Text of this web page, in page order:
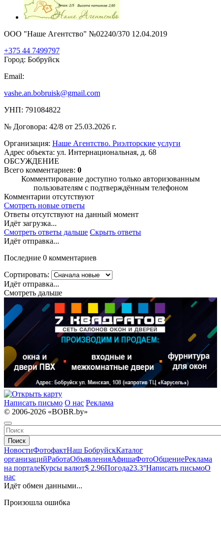
ООО "Наше Агентство" №02240/370 12.04.2019
+375 44 7499797
Город: Бобруйск
Email:
vashe.an.bobruisk@gmail.com
УНП: 791084822
№ Договора: 42/8 от 25.03.2026 г.
Организация: Наше Агентство. Риэлторские услуги
Адрес объекта: ул. Интернациональная, д. 68
ОБСУЖДЕНИЕ
Всего комментариев: 0
Комментирование доступно только авторизованным
пользователям с подтверждённым телефоном
Комментарии отсутствуют
Смотреть новые ответы
Ответы отсутствуют на данный момент
Идёт загрузка...
Смотреть ответы дальше Скрыть ответы
Идёт отправка...
Последние 0 комментариев
Сортировать:
Идёт отправка...
Смотреть дальше
Написать письмо О нас Реклама
© 2006-2026 «BOBR.by»
Поиск
НовостиФотофактНаш БобруйскКаталог
организацийРаботаОбъявленияАфишаФотоОбщениеРеклама
на порталеКурсы валют$ 2.96Погода23.3°Написать письмоО
нас
Идёт обмен данными...
Произошла ошибка